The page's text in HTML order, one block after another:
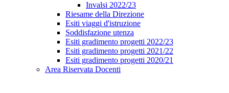
Invalsi 2022/23
Riesame della Direzione
Esiti viaggi d'istruzione
Soddisfazione utenza
Esiti gradimento progetti 2022/23
Esiti gradimento progetti 2021/22
Esiti gradimento progetti 2020/21
Area Riservata Docenti